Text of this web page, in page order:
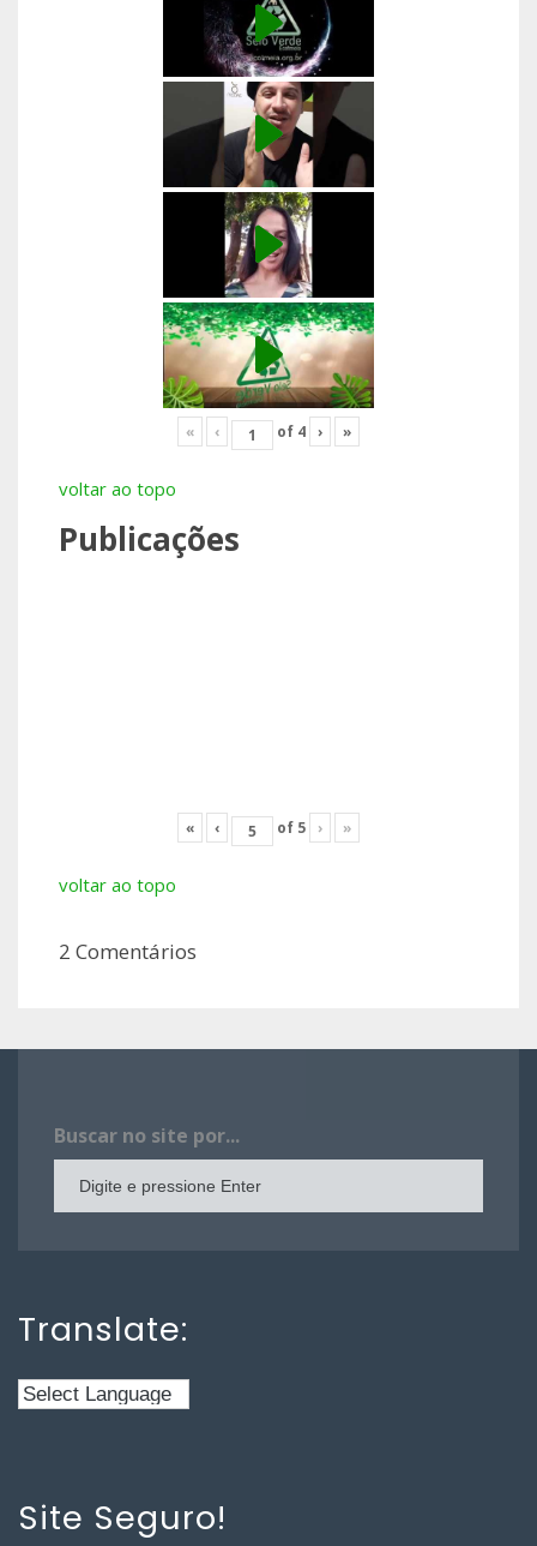
« ‹ of 4 › »
voltar ao topo
Publicações
« ‹ of 5 › »
voltar ao topo
2 Comentários
Buscar no site por...
Translate:
Site Seguro!